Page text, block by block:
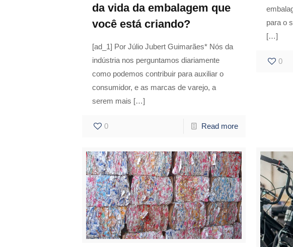
da vida da embalagem que
você está criando?
[ad_1] Por Júlio Jubert Guimarães* Nós da
indústria nos perguntamos diariamente
como podemos contribuir para auxiliar o
consumidor, e as marcas de varejo, a
serem mais […]
0 Read more
para o
[…]
0